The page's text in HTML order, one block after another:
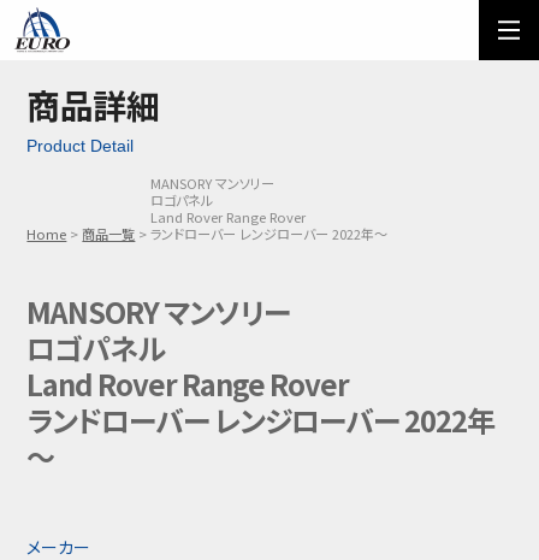
ご利用方法
メール問い合わせ
商品詳細
Product Detail
Home 商品一覧
MANSORY マンソリー
ロゴパネル
Land Rover Range Rover
ランドローバー レンジローバー 2022年～
MANSORY マンソリー
ロゴパネル
Land Rover Range Rover
ランドローバー レンジローバー 2022年
～
メーカー